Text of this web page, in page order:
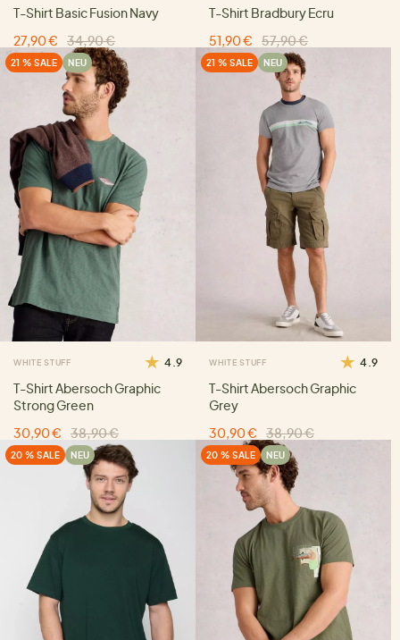
T-Shirt Basic Fusion Navy
27,90 €
34,90 €
T-Shirt Bradbury Ecru
51,90 €
57,90 €
21 % SALE NEU
WHITE STUFF 4.9
T-Shirt Abersoch Graphic
Strong Green
30,90 €
38,90 €
21 % SALE NEU
WHITE STUFF 4.9
T-Shirt Abersoch Graphic
Grey
30,90 €
38,90 €
20 % SALE NEU 20 % SALE NEU